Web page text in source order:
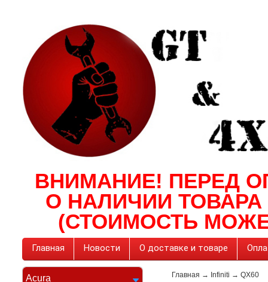
ВНИМАНИЕ! ПЕРЕД
О НАЛИЧИИ
(СТОИМОСТЬ
Главная Новости О доставке и товаре
Acura Главная → Infiniti → QX60